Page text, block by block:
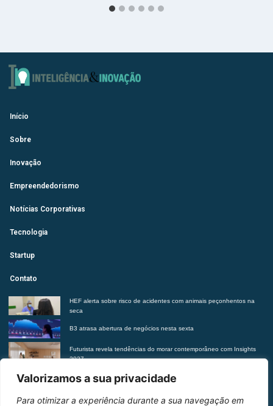
Valorizamos a sua privacidade
Para otimizar a experiência durante a sua navegação em
Início
Sobre
Inovação
Empreendedorismo
Notícias Corporativas
Tecnologia
Startup
Contato
HEF alerta sobre risco de acidentes com animais peçonhentos na
seca
B3 atrasa abertura de negócios nesta sexta
Futurista revela tendências do morar contemporâneo com Insights
2027
Suplementação de vitaminas sem orientação médica pode trazer
riscos à saúde, alerta Hetrin